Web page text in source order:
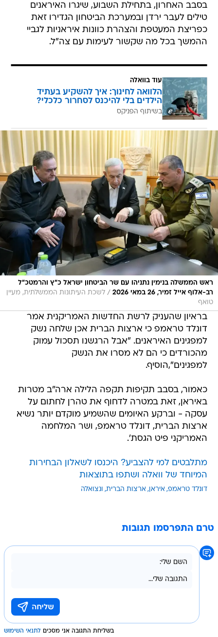
בסבב האחרון, בתחילת השבוע, שיגרו האיראנים
טילים לעבר ירדן ובמערכת הביטחון הגדירו זאת
כפריצת המעטפת והצהרת כוונות איראניות לגביי
ההמשך בכל מה שקשור לעימות עם צה"ל.
עוד בוואלה
הלוואה לחינוך: איך להשקיע בעתיד
הילדים בלי להיכנס לסחרור כלכלי?
בשיתוף הפניקס
ראש הממשלה בנימין נתניהו עם שר הביטחון ישראל כ״ץ והרמטכ״ל
רב-אלוף אייל זמיר, 26 במאי 2026
/ לשכת העיתונות הממשלתית, מעיין
טואף
בראיון שהעניק לרשת החדשות האמריקנית אמר
דונלד טראמפ כי ארצות הברית אכן שלחה נשק
למפגינים האיראנים. "אבל הרגשנו תסכול עמוק
מהכורדים כי הם לא מסרו את הנשק
למפגינים",הוסיף.
כאמור, בסבב תקיפות תקפה הלילה ארה"ב מטרות
באיראן, זאת במטרה לדחוף את טהרן לחתום על
עסקה - וברקע האיומים שהשמיע מוקדם יותר נשיא
ארצות הברית, דונלד טראמפ, ושר המלחמה
האמריקני פיט הגסת'.
מתלבטים למי להצביע? היכנסו לשאלון הבחירות
המיוחד של וואלה ושתפו בתוצאות
דונלד טראמפ איראן ארצות הברית ונצואלה
טרם התפרסמו תגובות
בשליחת התגובה אני מסכים לתנאי השימוש